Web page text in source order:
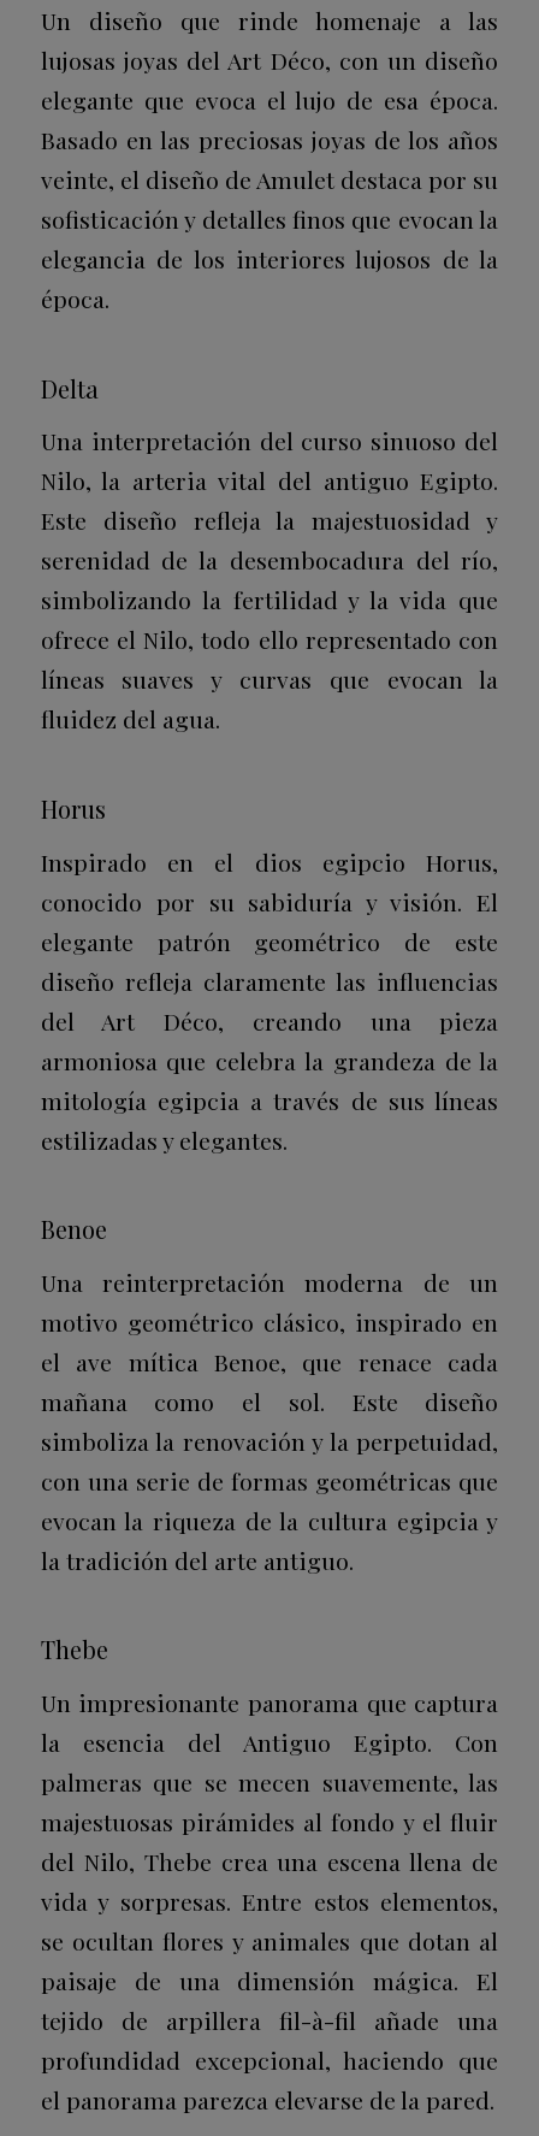
Un diseño que rinde homenaje a las
lujosas joyas del Art Déco, con un diseño
elegante que evoca el lujo de esa época.
Basado en las preciosas joyas de los años
veinte, el diseño de Amulet destaca por su
sofisticación y detalles finos que evocan la
elegancia de los interiores lujosos de la
época.
Delta
Una interpretación del curso sinuoso del
Nilo, la arteria vital del antiguo Egipto.
Este diseño refleja la majestuosidad y
serenidad de la desembocadura del río,
simbolizando la fertilidad y la vida que
ofrece el Nilo, todo ello representado con
líneas suaves y curvas que evocan la
fluidez del agua.
Horus
Inspirado en el dios egipcio Horus,
conocido por su sabiduría y visión. El
elegante patrón geométrico de este
diseño refleja claramente las influencias
del Art Déco, creando una pieza
armoniosa que celebra la grandeza de la
mitología egipcia a través de sus líneas
estilizadas y elegantes.
Benoe
Una reinterpretación moderna de un
motivo geométrico clásico, inspirado en
el ave mítica Benoe, que renace cada
mañana como el sol. Este diseño
simboliza la renovación y la perpetuidad,
con una serie de formas geométricas que
evocan la riqueza de la cultura egipcia y
la tradición del arte antiguo.
Thebe
Un impresionante panorama que captura
la esencia del Antiguo Egipto. Con
palmeras que se mecen suavemente, las
majestuosas pirámides al fondo y el fluir
del Nilo, Thebe crea una escena llena de
vida y sorpresas. Entre estos elementos,
se ocultan flores y animales que dotan al
paisaje de una dimensión mágica. El
tejido de arpillera fil-à-fil añade una
profundidad excepcional, haciendo que
el panorama parezca elevarse de la pared.